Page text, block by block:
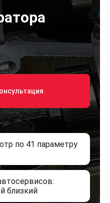
по 41 параметру
близкий